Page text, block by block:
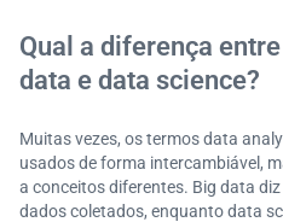
Qual a diferença
data e data science?
Muitas vezes, os termos data
usados de forma intercambiável,
a conceitos diferentes. Big data
dados coletados, enquanto data